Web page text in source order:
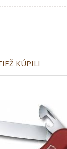
KÚPILI